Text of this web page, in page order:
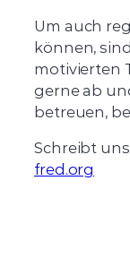
Um auch
können,
motivierten
gerne ab
betreuen,
Schreibt
fred.org